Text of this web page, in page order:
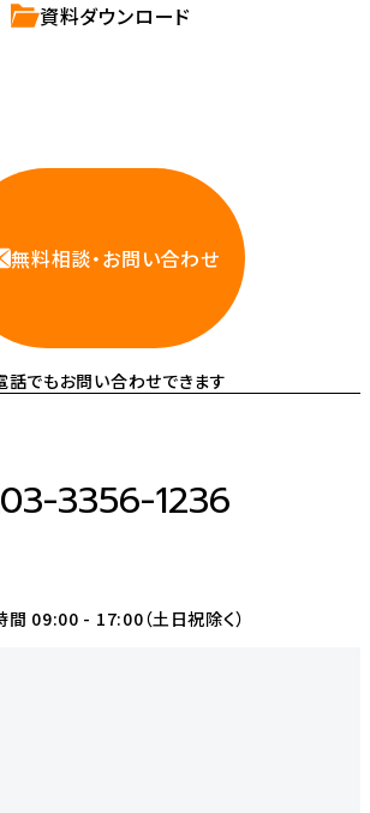
資料ダウンロード
無料相談・お問い合わせ
話でもお問い合わせできます
03-3356-1236
間 09:00 - 17:00（土日祝除く）